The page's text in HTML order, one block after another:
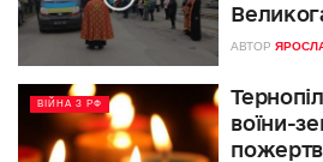
АВТОР
ВІЙНА З РФ
воїни-